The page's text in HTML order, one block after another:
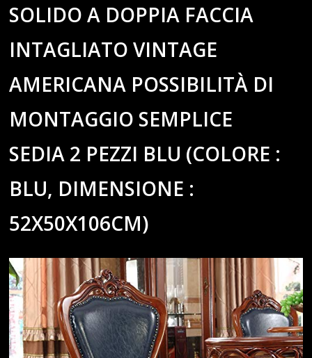
SOLIDO A DOPPIA FACCIA
INTAGLIATO VINTAGE
AMERICANA POSSIBILITÀ DI
MONTAGGIO SEMPLICE
SEDIA 2 PEZZI BLU (COLORE :
BLU, DIMENSIONE :
52X50X106CM)